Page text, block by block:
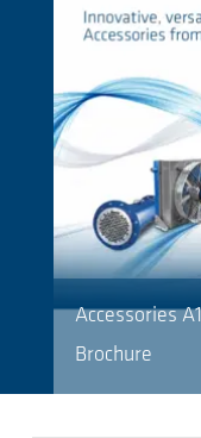
Accessories
Brochure